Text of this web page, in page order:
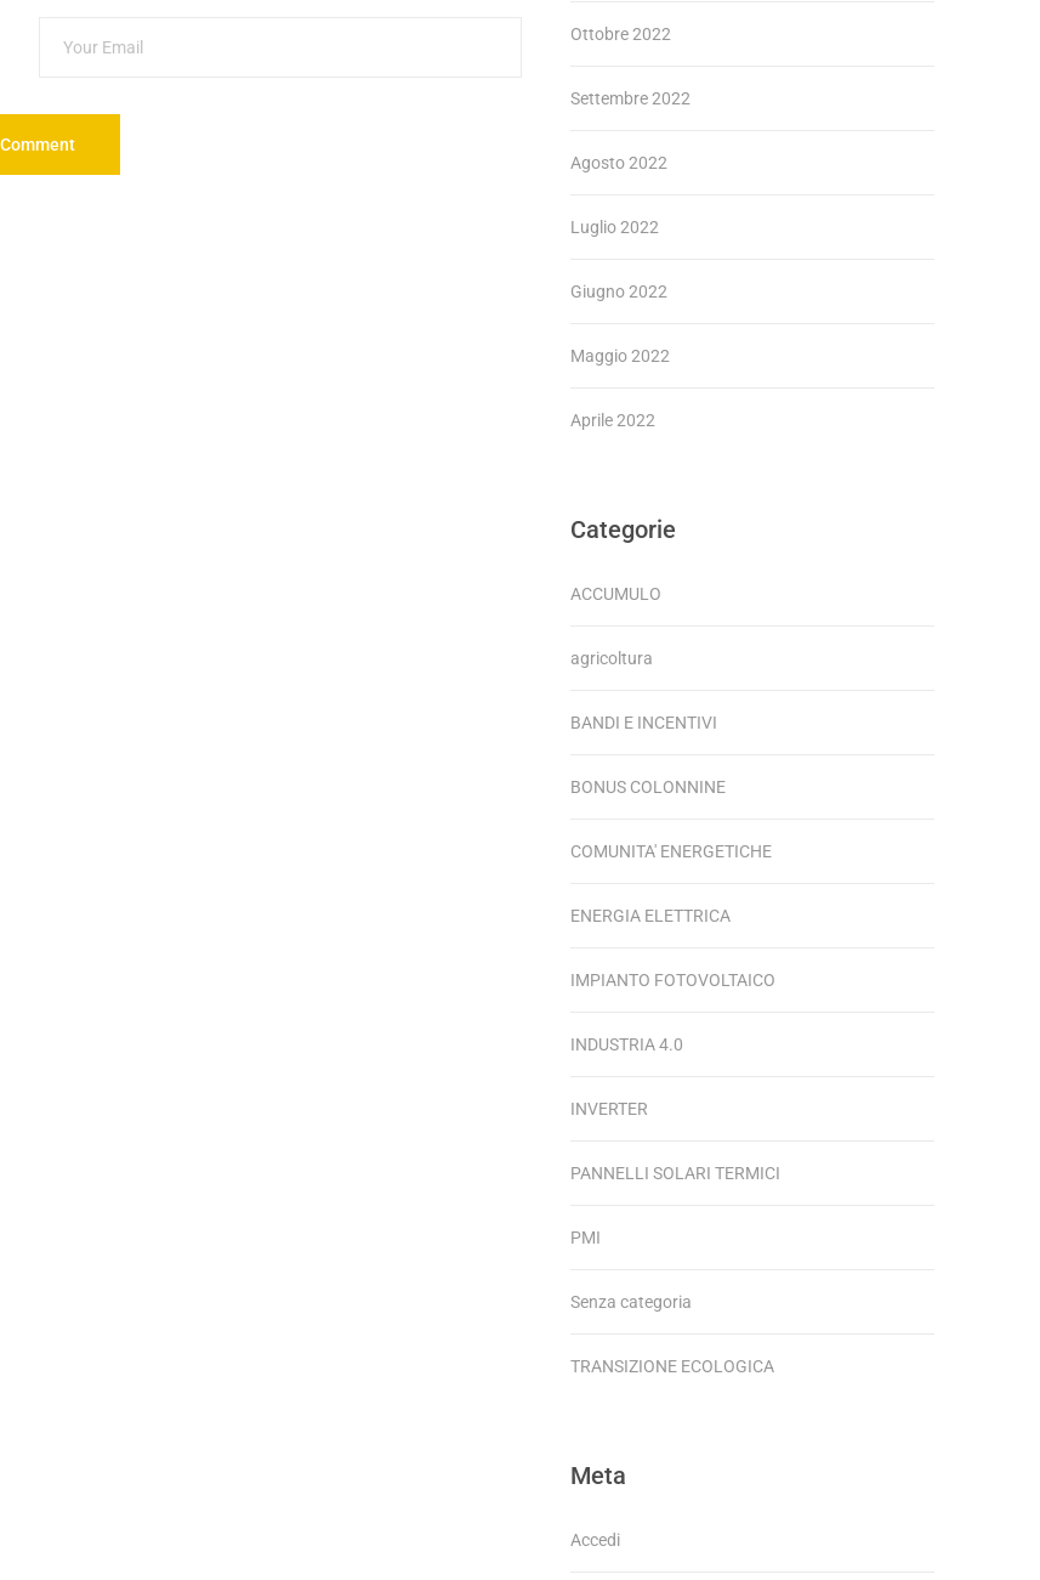
Ottobre 2022
Settembre 2022
Agosto 2022
Luglio 2022
Giugno 2022
Maggio 2022
Aprile 2022
Categorie
ACCUMULO
agricoltura
BANDI E INCENTIVI
BONUS COLONNINE
COMUNITA' ENERGETICHE
ENERGIA ELETTRICA
IMPIANTO FOTOVOLTAICO
INDUSTRIA 4.0
INVERTER
PANNELLI SOLARI TERMICI
PMI
Senza categoria
TRANSIZIONE ECOLOGICA
Meta
Accedi